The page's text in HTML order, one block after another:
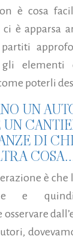
è cosa
è apparsa
elementi
poterli
UN
UN
DI
è che
e